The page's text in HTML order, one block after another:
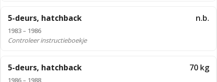
5-deurs, hatchback
1983 – 1986
n.b.
Controleer instructieboekje
5-deurs, hatchback
1986 – 1988
70 kg